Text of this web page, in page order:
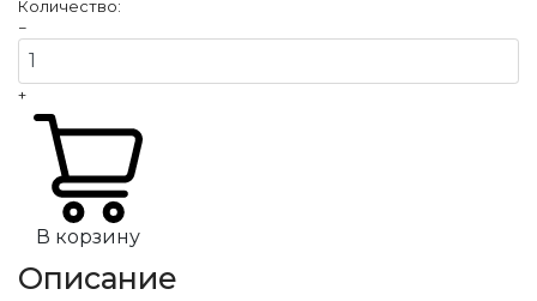
Количество:
−
+
В корзину
Описание